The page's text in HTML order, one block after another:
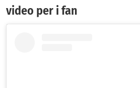
video per i fan